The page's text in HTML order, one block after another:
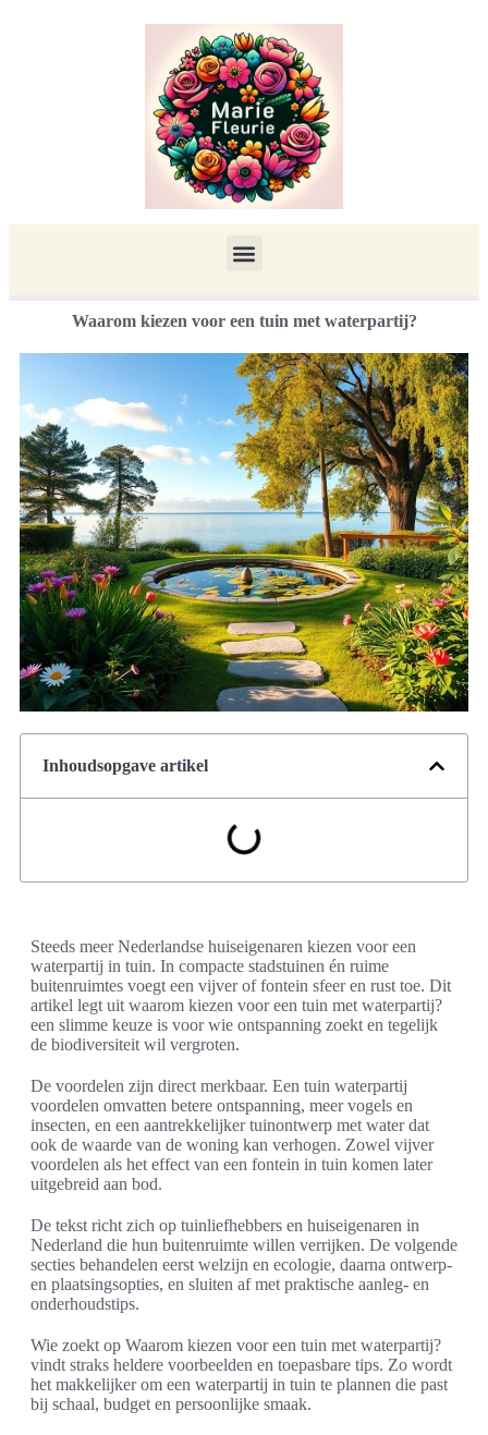
Waarom kiezen voor een tuin met waterpartij?
Inhoudsopgave artikel
Steeds meer Nederlandse huiseigenaren kiezen voor een
waterpartij in tuin. In compacte stadstuinen én ruime
buitenruimtes voegt een vijver of fontein sfeer en rust toe. Dit
artikel legt uit waarom kiezen voor een tuin met waterpartij?
een slimme keuze is voor wie ontspanning zoekt en tegelijk
de biodiversiteit wil vergroten.
De voordelen zijn direct merkbaar. Een tuin waterpartij
voordelen omvatten betere ontspanning, meer vogels en
insecten, en een aantrekkelijker tuinontwerp met water dat
ook de waarde van de woning kan verhogen. Zowel vijver
voordelen als het effect van een fontein in tuin komen later
uitgebreid aan bod.
De tekst richt zich op tuinliefhebbers en huiseigenaren in
Nederland die hun buitenruimte willen verrijken. De volgende
secties behandelen eerst welzijn en ecologie, daarna ontwerp-
en plaatsingsopties, en sluiten af met praktische aanleg- en
onderhoudstips.
Wie zoekt op Waarom kiezen voor een tuin met waterpartij?
vindt straks heldere voorbeelden en toepasbare tips. Zo wordt
het makkelijker om een waterpartij in tuin te plannen die past
bij schaal, budget en persoonlijke smaak.